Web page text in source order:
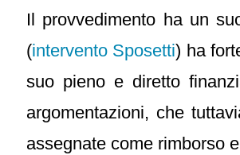
Il provvedimento ha un
(intervento Sposetti) ha
suo pieno e diretto
argomentazioni, che
assegnate come rimborso